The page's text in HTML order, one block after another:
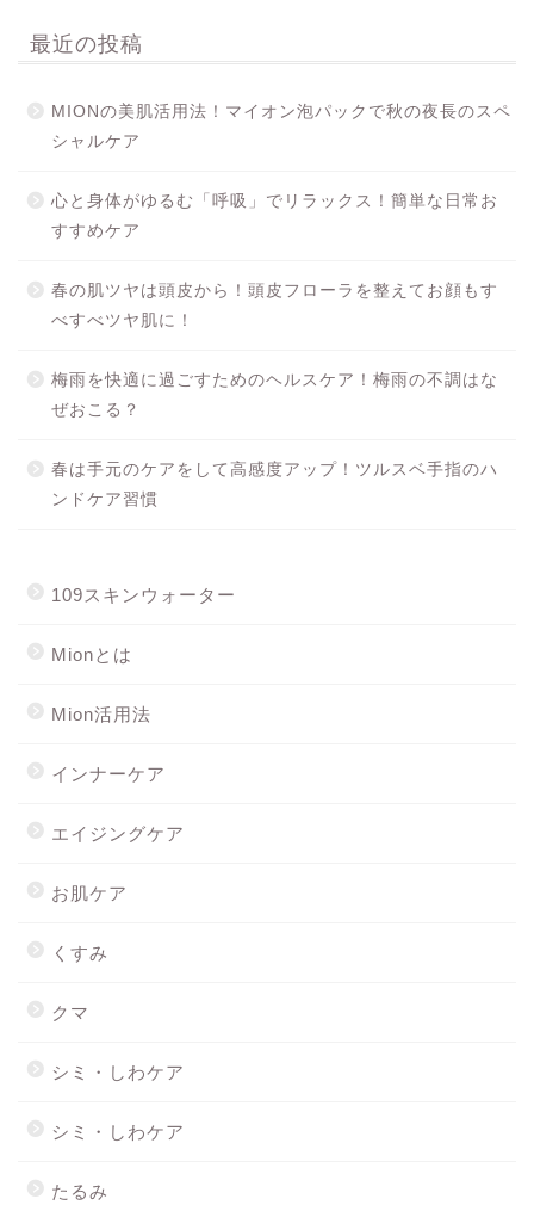
最近の投稿
MIONの美肌活用法！マイオン泡パックで秋の夜長のスペ
シャルケア
心と身体がゆるむ「呼吸」でリラックス！簡単な日常お
すすめケア
春の肌ツヤは頭皮から！頭皮フローラを整えてお顔もす
べすべツヤ肌に！
梅雨を快適に過ごすためのヘルスケア！梅雨の不調はな
ぜおこる？
春は手元のケアをして高感度アップ！ツルスベ手指のハ
ンドケア習慣
109スキンウォーター
Mionとは
Mion活用法
インナーケア
エイジングケア
お肌ケア
くすみ
クマ
シミ・しわケア
シミ・しわケア
たるみ